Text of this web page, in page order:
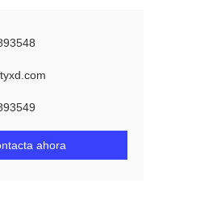
ahora